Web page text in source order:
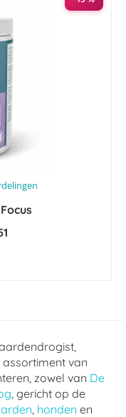
van
zowel van De
, gericht op de
, honden en